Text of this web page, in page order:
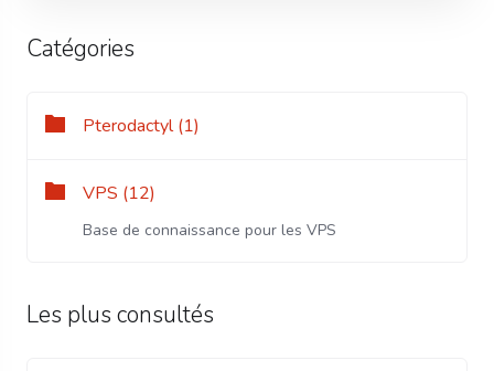
Catégories
Pterodactyl (1)
VPS (12)
Base de connaissance pour les VPS
Les plus consultés